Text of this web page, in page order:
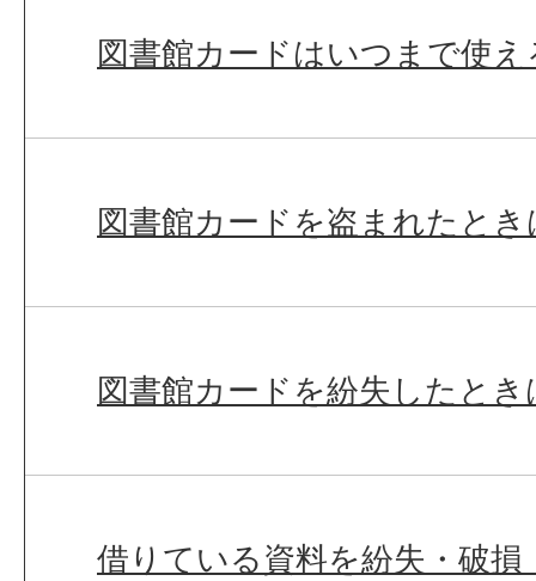
図書館カードはいつまで使
図書館カードを盗まれたとき
図書館カードを紛失したとき
借りている資料を紛失・破